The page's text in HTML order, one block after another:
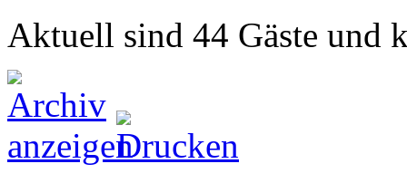
Aktuell sind 44 Gäste und